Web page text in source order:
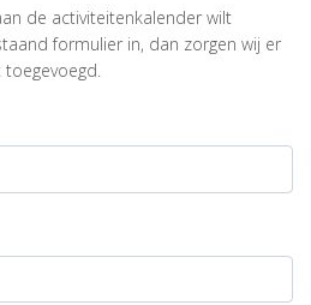
de activiteitenkalender wilt
formulier in, dan zorgen wij er